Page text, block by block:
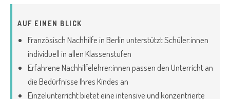
AUF EINEN BLICK
Französisch Nachhilfe in Berlin unterstützt Schüler:innen
individuell in allen Klassenstufen
Erfahrene Nachhilfelehrer:innen passen den Unterricht an
die Bedürfnisse Ihres Kindes an
Einzelunterricht bietet eine intensive und konzentrierte